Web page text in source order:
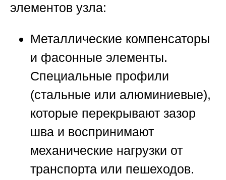
элементов узла:
Металлические компенсаторы
и фасонные элементы.
Специальные профили
(стальные или алюминиевые),
которые перекрывают зазор
шва и воспринимают
механические нагрузки от
транспорта или пешеходов.